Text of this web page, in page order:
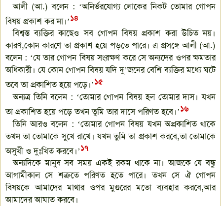
আলী (আ.) বলেন : ‘অনির্ভরযোগ্য লোকের নিকট তোমার গোপন
বিষয় প্রকাশ কর না।’১৪
বিশ্বস্ত ব্যক্তির কাছেও সব গোপন বিষয় প্রকাশ করা উচিত নয়।
কারণ,কোন কারণে তা প্রকাশ হয়ে পড়তে পারে। এ প্রসঙ্গে আলী (আ.)
বলেন : ‘যে তার গোপন বিষয় সংরক্ষণ করে সে অন্যদের ওপর ক্ষমতার
অধিকারী। যে কোন গোপন বিষয় যদি দু’জনের বেশি ব্যক্তির মধ্যে ঘটে
তবে তা প্রকাশিত হয়ে পড়ে।’১৫
অন্যত্র তিনি বলেন : ‘তোমার গোপন বিষয় হল তোমার দাস। যখন
তা প্রকাশিত হয়ে পড়ে তখন তুমি তার দাসে পরিণত হবে।’১৬
তিনি আরও বলেন : ‘তোমার গোপন বিষয় যখন অপ্রকাশিত থাকে
তখন তা তোমাকে সুখে রাখে। যখন তুমি তা প্রকাশ করবে,তা তোমাকে
অসুখী ও দুঃখিত করবে।’১৭
অন্যদিকে মানুষ সব সময় একই রকম থাকে না। আজকে যে বন্ধু
আগামীকাল সে শত্রুতে পরিণত হতে পারে। তখন সে ঐ গোপন
বিষয়কে আমাদের মাথার ওপর মুগুরের মতো ব্যবহার করবে,আর
আমাদের আঘাত করবে।